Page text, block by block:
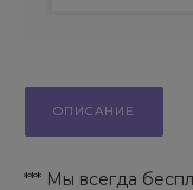
ОПИСАНИЕ
*** Мы всегда